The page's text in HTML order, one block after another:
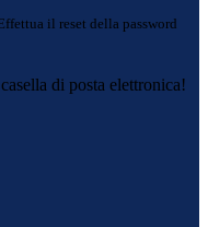
il reset della password
di posta elettronica!